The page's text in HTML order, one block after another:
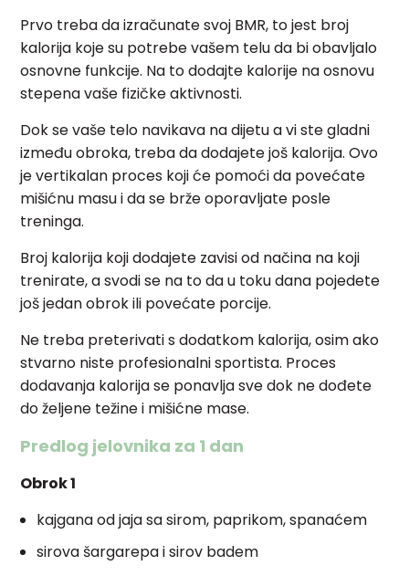
Prvo treba da izračunate svoj BMR, to jest broj
kalorija koje su potrebe vašem telu da bi obavljalo
osnovne funkcije. Na to dodajte kalorije na osnovu
stepena vaše fizičke aktivnosti.
Dok se vaše telo navikava na dijetu a vi ste gladni
između obroka, treba da dodajete još kalorija. Ovo
je vertikalan proces koji će pomoći da povećate
mišićnu masu i da se brže oporavljate posle
treninga.
Broj kalorija koji dodajete zavisi od načina na koji
trenirate, a svodi se na to da u toku dana pojedete
još jedan obrok ili povećate porcije.
Ne treba preterivati s dodatkom kalorija, osim ako
stvarno niste profesionalni sportista. Proces
dodavanja kalorija se ponavlja sve dok ne dođete
do željene težine i mišićne mase.
Predlog jelovnika za 1 dan
Obrok 1
kajgana od jaja sa sirom, paprikom, spanaćem
sirova šargarepa i sirov badem